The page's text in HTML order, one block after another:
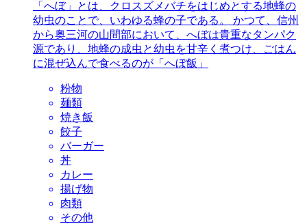
「へぼ」とは、クロスズメバチをはじめとする地蜂の
幼虫のことで、いわゆる蜂の子である。 かつて、信州
から奥三河の山間部において、へぼは貴重なタンパク
源であり、地蜂の成虫と幼虫を甘辛く煮つけ、ごはん
に混ぜ込んで食べるのが「へぼ飯」
粉物
麺類
焼き飯
餃子
バーガー
丼
カレー
揚げ物
肉類
その他